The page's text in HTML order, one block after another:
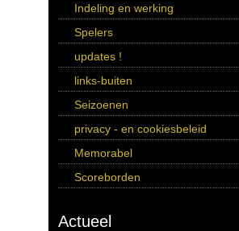
Indeling en werking
Spelers
updates !
links-buiten
Seizoenen
privacy - en cookiesbeleid
Memorabel
Scoreborden
Actueel